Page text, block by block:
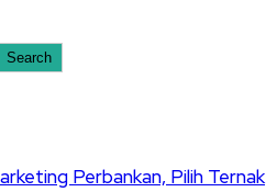
Search
Perbankan, Pilih Ternak